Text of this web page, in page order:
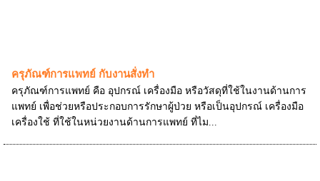
ครุภัณฑ์การแพทย์ กับงานสั่งทำ
ครุภัณฑ์การแพทย์ คือ อุปกรณ์ เครื่องมือ หรือวัสดุที่ใช้ในงานด้านการ
แพทย์ เพื่อช่วยหรือประกอบการรักษาผู้ป่วย หรือเป็นอุปกรณ์ เครื่องมือ
เครื่องใช้ ที่ใช้ในหน่วยงานด้านการแพทย์ ที่ไม...